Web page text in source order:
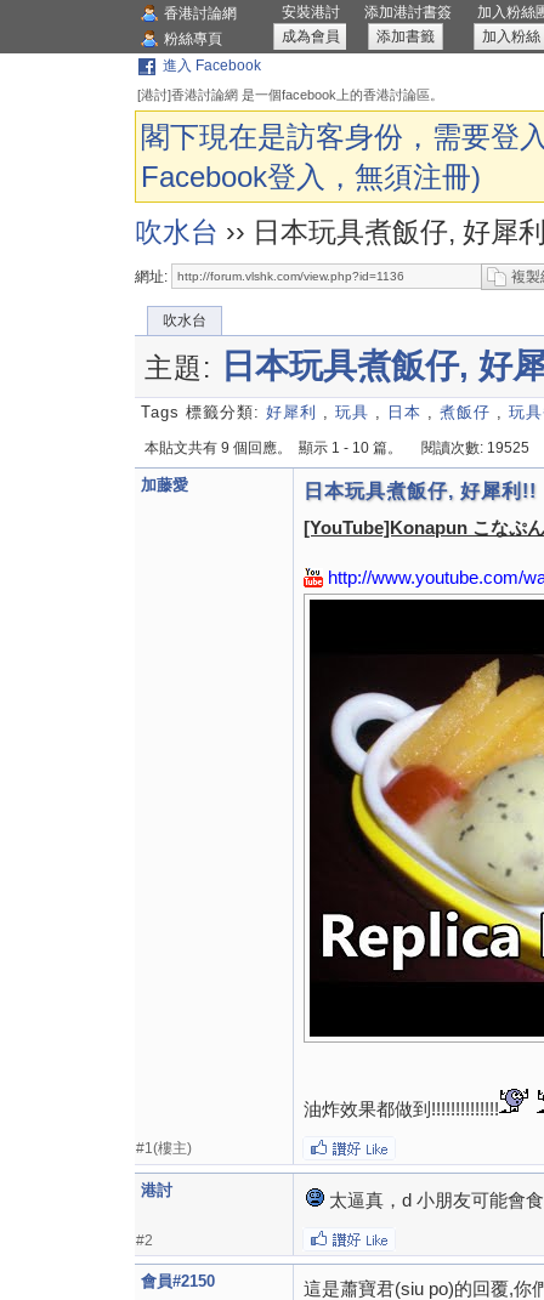
香港討論網
粉絲專頁
安裝港討
成為會員
添加港討書簽
添加書籤
加入粉絲
加入粉絲
進入 Facebook
[港討]香港討論網 是一個facebook上的香港討論區。
閣下現在是訪客身份，需要登
Facebook登入，無須注冊)
吹水台 ›› 日本玩具煮飯仔, 好犀
網址: 複製
吹水台
主題: 日本玩具煮飯仔, 好
Tags 標籤分類: 好犀利 , 玩具 , 日本 , 煮飯仔 , 玩
本貼文共有 9 個回應。 顯示 1 - 10 篇。 閱讀次數: 19525
加藤愛
日本玩具煮飯仔, 好犀利!!
[YouTube]Konapun こなぷ
http://www.youtube.com/
油炸效果都做到!!!!!!!!!!!!!!
#1(樓主)
港討 太逼真，d 小朋友可能會
#2
會員#2150
這是蕭寶君(siu po)的回覆,你